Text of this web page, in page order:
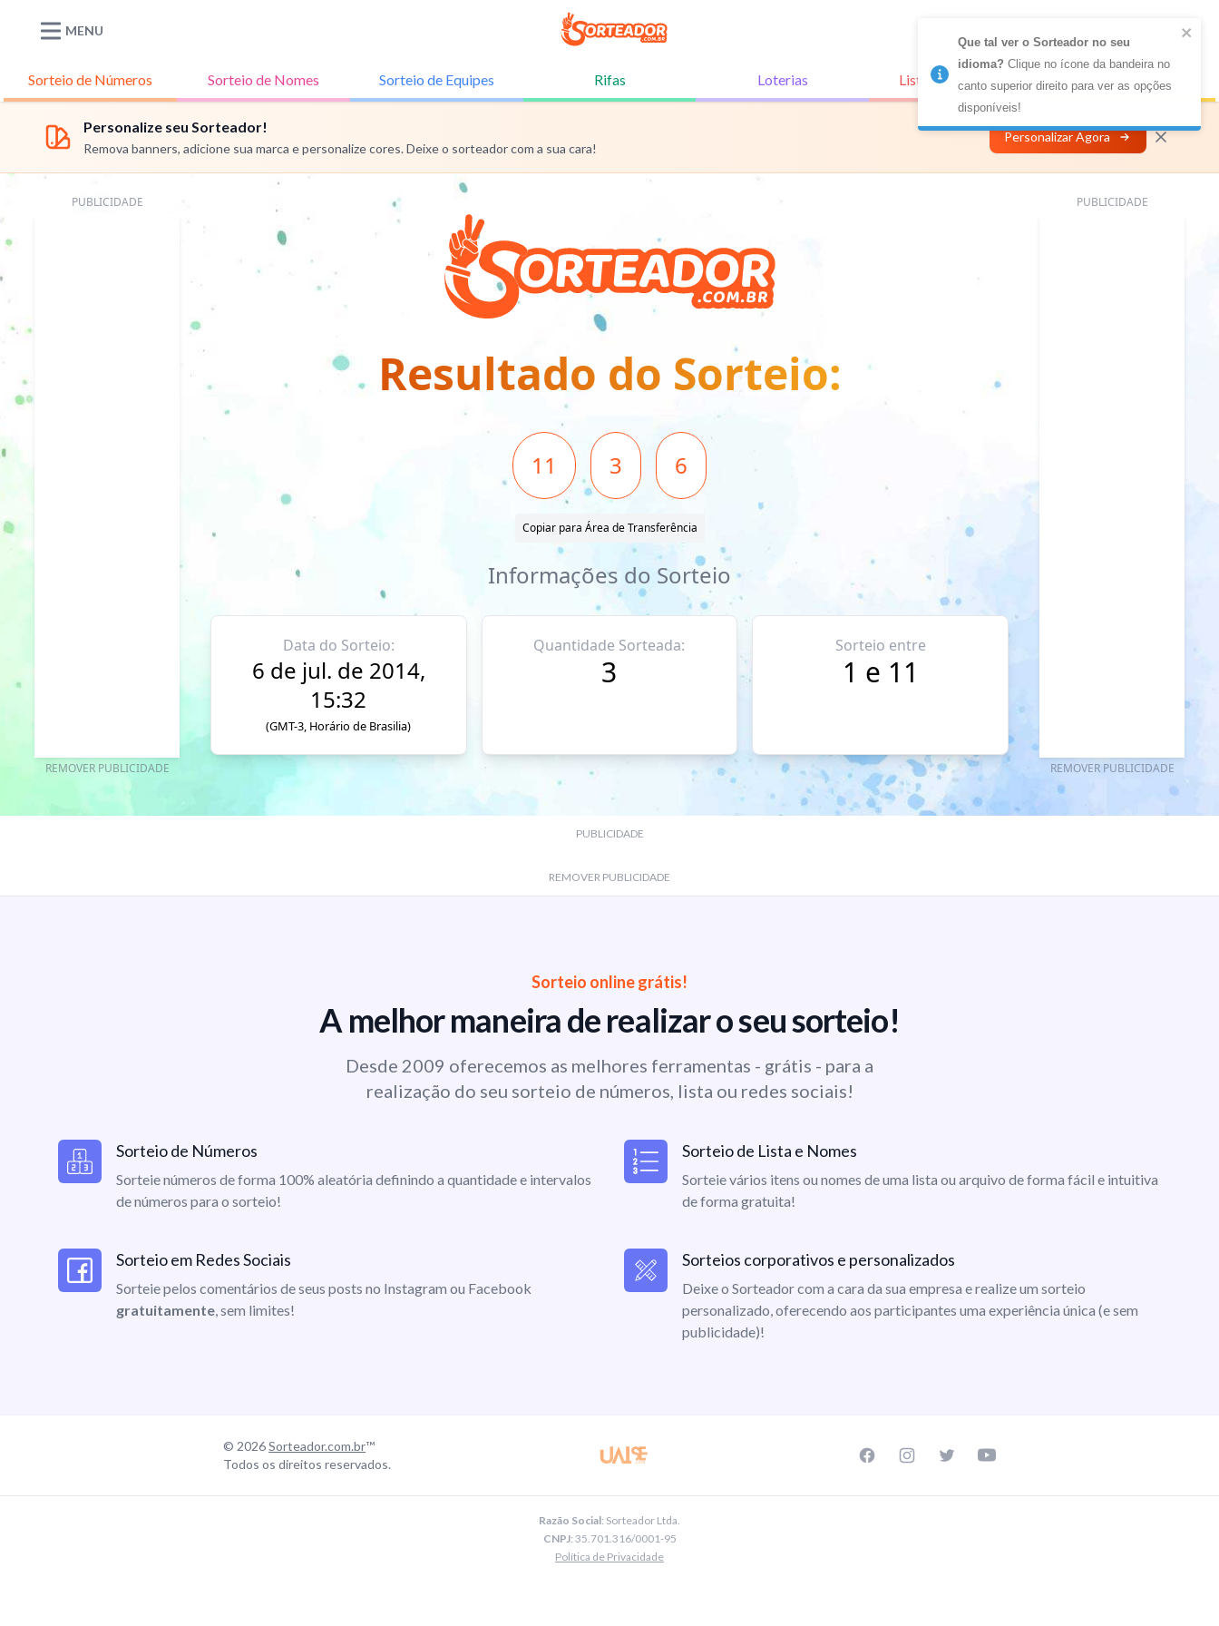
MENU
Sorteio deNúmeros Sorteio deNomes Sorteio deEquipes Rifas Loterias Listas Conectadas Personalizar
Personalize seu Sorteador!
Remova banners, adicione sua marca e personalize cores. Deixe o sorteador com a sua cara!
Personalizar Agora
PUBLICIDADE
REMOVER PUBLICIDADE
Resultado do Sorteio:
11 3 6
Copiar para Área de Transferência
Informações do Sorteio
Data do Sorteio:
6 de jul. de 2014,
15:32
(GMT-3, Horário de Brasilia)
Quantidade Sorteada:
3
Sorteio entre
1 e 11
PUBLICIDADE
REMOVER PUBLICIDADE
PUBLICIDADE
REMOVER PUBLICIDADE
Sorteio online grátis!
A melhor maneira de realizar o seu sorteio!
Desde 2009 oferecemos as melhores ferramentas - grátis - para a
realização do seu sorteio de números, lista ou redes sociais!
Sorteio de Números
Sorteie números de forma 100% aleatória definindo a quantidade e intervalos
de números para o sorteio!
Sorteio de Lista e Nomes
Sorteie vários itens ou nomes de uma lista ou arquivo de forma fácil e intuitiva
de forma gratuita!
Sorteio em Redes Sociais
Sorteie pelos comentários de seus posts no Instagram ou Facebook
gratuitamente, sem limites!
Sorteios corporativos e personalizados
Deixe o Sorteador com a cara da sua empresa e realize um sorteio
personalizado, oferecendo aos participantes uma experiência única (e sem
publicidade)!
© 2026Sorteador.com.br™
Todos os direitos reservados.
Razão Social: Sorteador Ltda.
CNPJ: 35.701.316/0001-95
Política de Privacidade
Que tal ver o Sorteador no seu
idioma? Clique no ícone da bandeira no
canto superior direito para ver as opções
disponíveis!